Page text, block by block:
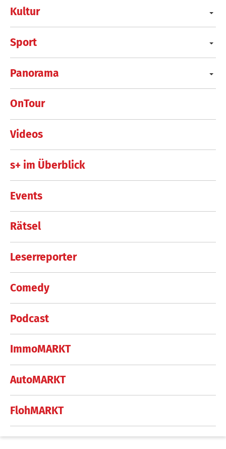
Kultur
Sport
Panorama
OnTour
Videos
s+ im Überblick
Events
Rätsel
Leserreporter
Comedy
Podcast
ImmoMARKT
AutoMARKT
FlohMARKT